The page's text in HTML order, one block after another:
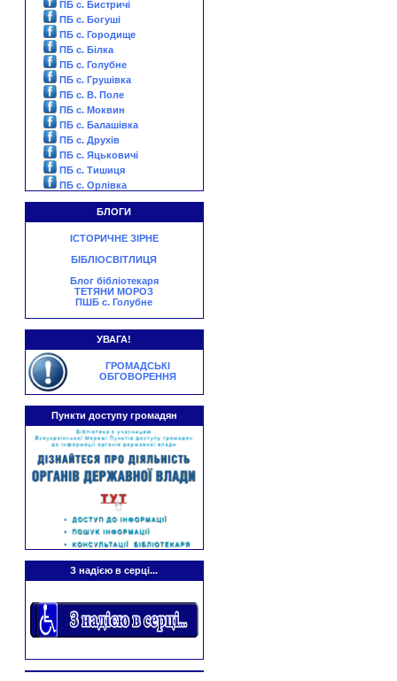
ПБ с. Бистричі
ПБ с. Богуші
ПБ с. Городище
ПБ с. Білка
ПБ с. Голубне
ПБ с. Грушівка
ПБ с. В. Поле
ПБ с. Моквин
ПБ с. Балашівка
ПБ с. Друхів
ПБ с. Яцьковичі
ПБ с. Тишиця
ПБ с. Орлівка
БЛОГИ
ІСТОРИЧНЕ ЗІРНЕ
БІБЛІОСВІТЛИЦЯ
Блог бібліотекаря
ТЕТЯНИ МОРОЗ
ПШБ с. Голубне
УВАГА!
ГРОМАДСЬКІ
ОБГОВОРЕННЯ
Пункти доступу громадян
З надією в серці...